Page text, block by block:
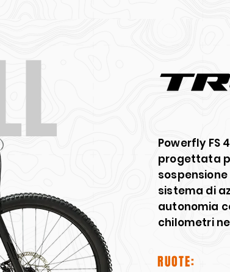
Powerfly FS
progettata
sistema di
autonomia
chilometri
RUOTE: